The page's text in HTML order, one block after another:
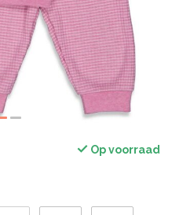
Op voorraad